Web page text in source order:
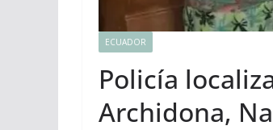
ECUADOR
Policía
Archidona,